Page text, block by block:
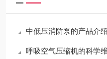
中低压消防泵的产品介绍
呼吸空气压缩机的科学